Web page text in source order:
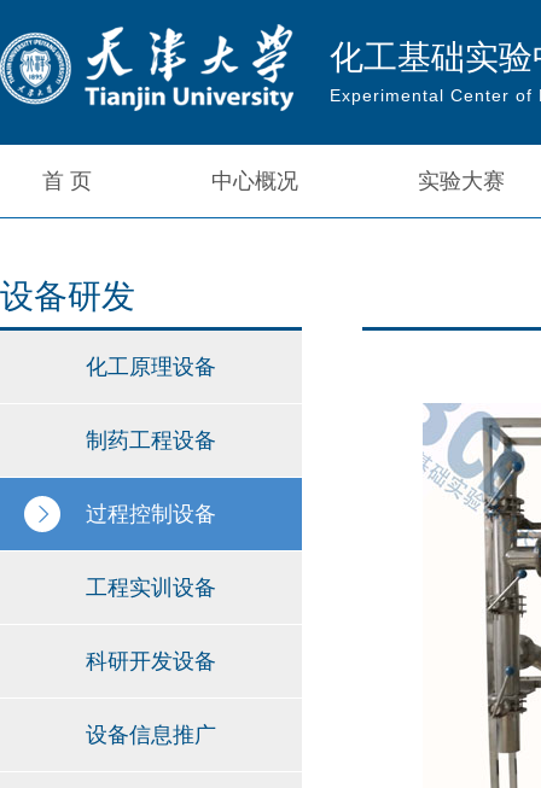
化工基础实验
Experimental Center of
首 页 中心概况 实验大赛
设备研发
化工原理设备
制药工程设备
过程控制设备
工程实训设备
科研开发设备
设备信息推广